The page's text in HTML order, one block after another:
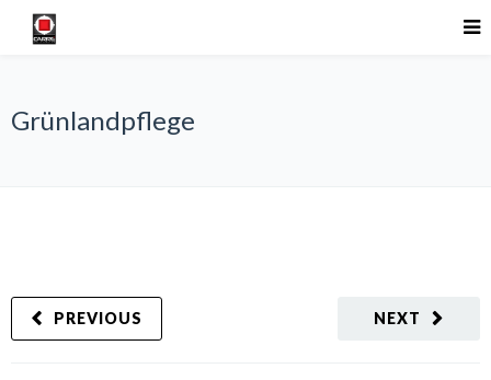
Grünlandpflege
NEXT
PREVIOUS